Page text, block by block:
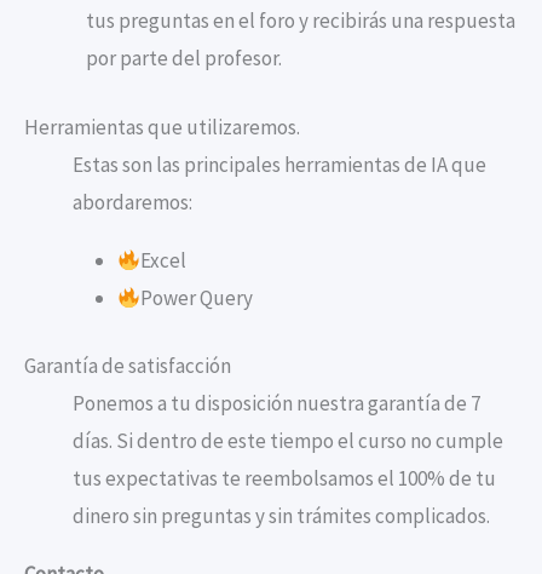
tus preguntas en el foro y recibirás una respuesta
por parte del profesor.
Herramientas que utilizaremos.
Estas son las principales herramientas de IA que
abordaremos:
Excel
Power Query
Garantía de satisfacción
Ponemos a tu disposición nuestra garantía de 7
días. Si dentro de este tiempo el curso no cumple
tus expectativas te reembolsamos el 100% de tu
dinero sin preguntas y sin trámites complicados.